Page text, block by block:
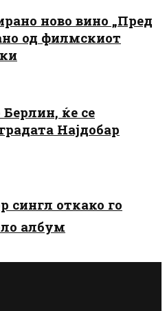
ново вино „Пред
од филмскиот
Берлин, ќе се
Најдобар
сингл откако го
албум